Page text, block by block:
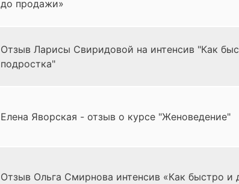
до продажи»
Отзыв Ларисы Свиридовой на интенсив "Как
подростка"
Елена Яворская - отзыв о курсе "Женоведение"
Отзыв Ольга Смирнова интенсив «Как быстро и